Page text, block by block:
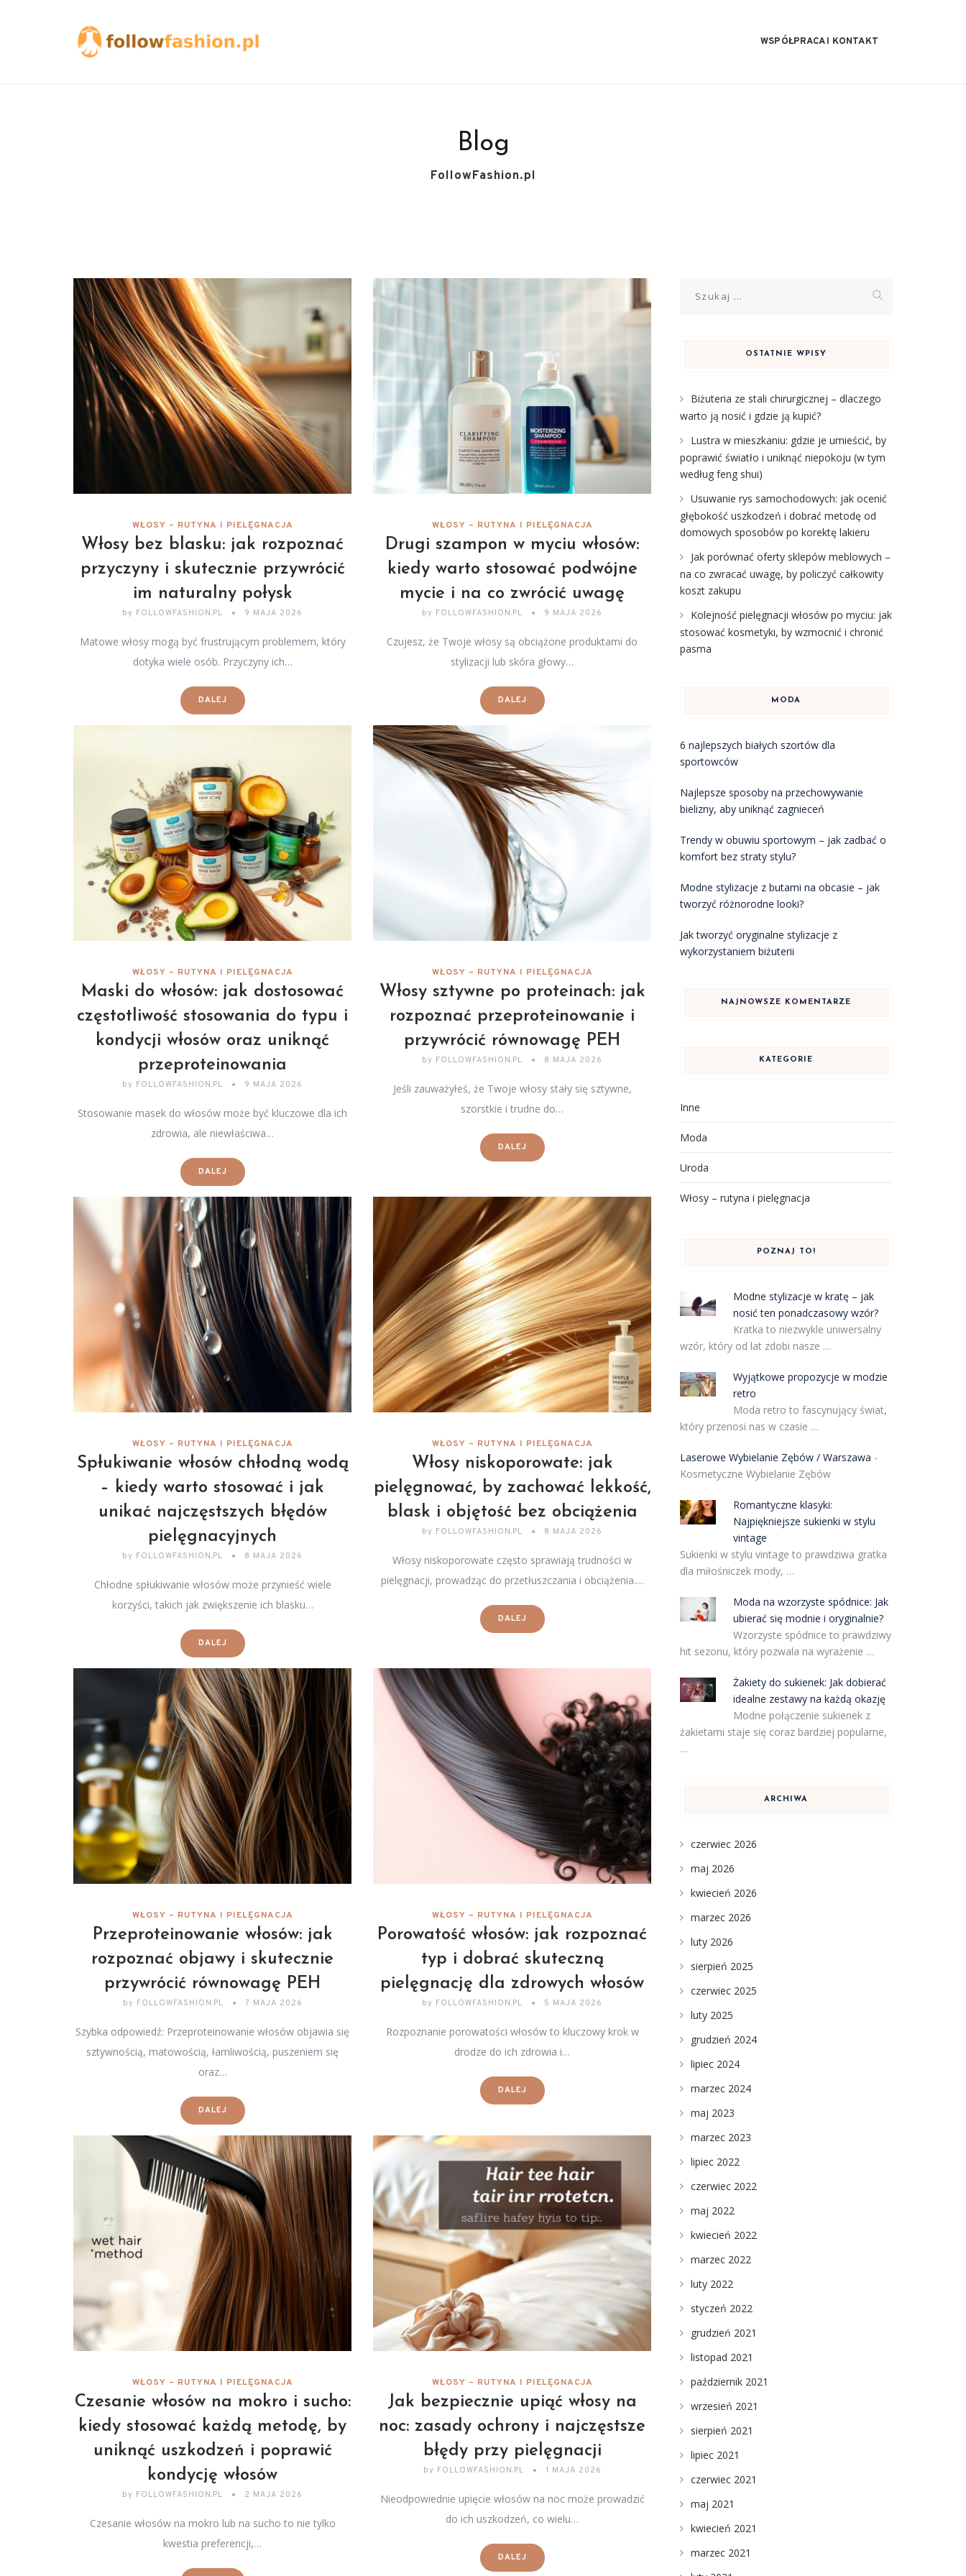
WSPÓŁPRACA I KONTAKT
Blog
FollowFashion.pl
WŁOSY – RUTYNA I PIELĘGNACJA
Włosy bez blasku: jak rozpoznać
przyczyny i skutecznie przywrócić
im naturalny połysk
by FOLLOWFASHION.PL 9 MAJA 2026
Matowe włosy mogą być frustrującym problemem, który
dotyka wiele osób. Przyczyny ich…
DALEJ
WŁOSY – RUTYNA I PIELĘGNACJA
Drugi szampon w myciu włosów:
kiedy warto stosować podwójne
mycie i na co zwrócić uwagę
by FOLLOWFASHION.PL 9 MAJA 2026
Czujesz, że Twoje włosy są obciążone produktami do
stylizacji lub skóra głowy…
DALEJ
WŁOSY – RUTYNA I PIELĘGNACJA
Maski do włosów: jak dostosować
częstotliwość stosowania do typu i
kondycji włosów oraz uniknąć
przeproteinowania
by FOLLOWFASHION.PL 9 MAJA 2026
Stosowanie masek do włosów może być kluczowe dla ich
zdrowia, ale niewłaściwa…
DALEJ
WŁOSY – RUTYNA I PIELĘGNACJA
Włosy sztywne po proteinach: jak
rozpoznać przeproteinowanie i
przywrócić równowagę PEH
by FOLLOWFASHION.PL 8 MAJA 2026
Jeśli zauważyłeś, że Twoje włosy stały się sztywne,
szorstkie i trudne do…
DALEJ
WŁOSY – RUTYNA I PIELĘGNACJA
Spłukiwanie włosów chłodną wodą
– kiedy warto stosować i jak
unikać najczęstszych błędów
pielęgnacyjnych
by FOLLOWFASHION.PL 8 MAJA 2026
Chłodne spłukiwanie włosów może przynieść wiele
korzyści, takich jak zwiększenie ich blasku…
DALEJ
WŁOSY – RUTYNA I PIELĘGNACJA
Włosy niskoporowate: jak
pielęgnować, by zachować lekkość,
blask i objętość bez obciążenia
by FOLLOWFASHION.PL 8 MAJA 2026
Włosy niskoporowate często sprawiają trudności w
pielęgnacji, prowadząc do przetłuszczania i obciążenia.…
DALEJ
WŁOSY – RUTYNA I PIELĘGNACJA
Przeproteinowanie włosów: jak
rozpoznać objawy i skutecznie
przywrócić równowagę PEH
by FOLLOWFASHION.PL 7 MAJA 2026
Szybka odpowiedź: Przeproteinowanie włosów objawia się
sztywnością, matowością, łamliwością, puszeniem się
oraz…
DALEJ
WŁOSY – RUTYNA I PIELĘGNACJA
Porowatość włosów: jak rozpoznać
typ i dobrać skuteczną
pielęgnację dla zdrowych włosów
by FOLLOWFASHION.PL 5 MAJA 2026
Rozpoznanie porowatości włosów to kluczowy krok w
drodze do ich zdrowia i…
DALEJ
WŁOSY – RUTYNA I PIELĘGNACJA
Czesanie włosów na mokro i sucho:
kiedy stosować każdą metodę, by
uniknąć uszkodzeń i poprawić
kondycję włosów
by FOLLOWFASHION.PL 2 MAJA 2026
Czesanie włosów na mokro lub na sucho to nie tylko
kwestia preferencji,…
WŁOSY – RUTYNA I PIELĘGNACJA
Jak bezpiecznie upiąć włosy na
noc: zasady ochrony i najczęstsze
błędy przy pielęgnacji
by FOLLOWFASHION.PL 1 MAJA 2026
Nieodpowiednie upięcie włosów na noc może prowadzić
do ich uszkodzeń, co wielu…
DALEJ
OSTATNIE WPISY
Biżuteria ze stali chirurgicznej – dlaczego
warto ją nosić i gdzie ją kupić?
Lustra w mieszkaniu: gdzie je umieścić, by
poprawić światło i uniknąć niepokoju (w tym
według feng shui)
Usuwanie rys samochodowych: jak ocenić
głębokość uszkodzeń i dobrać metodę od
domowych sposobów po korektę lakieru
Jak porównać oferty sklepów meblowych –
na co zwracać uwagę, by policzyć całkowity
koszt zakupu
Kolejność pielęgnacji włosów po myciu: jak
stosować kosmetyki, by wzmocnić i chronić
pasma
MODA
6 najlepszych białych szortów dla
sportowców
Najlepsze sposoby na przechowywanie
bielizny, aby uniknąć zagnieceń
Trendy w obuwiu sportowym – jak zadbać o
komfort bez straty stylu?
Modne stylizacje z butami na obcasie – jak
tworzyć różnorodne looki?
Jak tworzyć oryginalne stylizacje z
wykorzystaniem biżuterii
NAJNOWSZE KOMENTARZE
KATEGORIE
Inne
Moda
Uroda
Włosy – rutyna i pielęgnacja
POZNAJ TO!
Modne stylizacje w kratę – jak
nosić ten ponadczasowy wzór?
Kratka to niezwykle uniwersalny
wzór, który od lat zdobi nasze …
Wyjątkowe propozycje w modzie
retro
Moda retro to fascynujący świat,
który przenosi nas w czasie …
Laserowe Wybielanie Zębów / Warszawa -
Kosmetyczne Wybielanie Zębów
Romantyczne klasyki:
Najpiękniejsze sukienki w stylu
vintage
Sukienki w stylu vintage to prawdziwa gratka
dla miłośniczek mody, …
Moda na wzorzyste spódnice: Jak
ubierać się modnie i oryginalnie?
Wzorzyste spódnice to prawdziwy
hit sezonu, który pozwala na wyrażenie …
Żakiety do sukienek: Jak dobierać
idealne zestawy na każdą okazję
Modne połączenie sukienek z
żakietami staje się coraz bardziej popularne,
…
ARCHIWA
czerwiec 2026
maj 2026
kwiecień 2026
marzec 2026
luty 2026
sierpień 2025
czerwiec 2025
luty 2025
grudzień 2024
lipiec 2024
marzec 2024
maj 2023
marzec 2023
lipiec 2022
czerwiec 2022
maj 2022
kwiecień 2022
marzec 2022
luty 2022
styczeń 2022
grudzień 2021
listopad 2021
październik 2021
wrzesień 2021
sierpień 2021
lipiec 2021
czerwiec 2021
maj 2021
kwiecień 2021
marzec 2021